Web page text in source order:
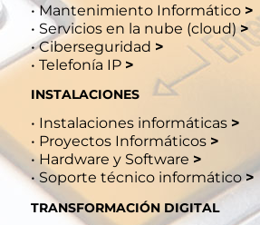
•Mantenimiento Informático >
• Servicios en la nube (cloud) >
•Ciberseguridad >
• Telefonía IP >
INSTALACIONES
• Instalaciones informáticas >
• Proyectos Informáticos >
•Hardware y Software >
• Soporte técnico informático >
TRANSFORMACIÓN DIGITAL